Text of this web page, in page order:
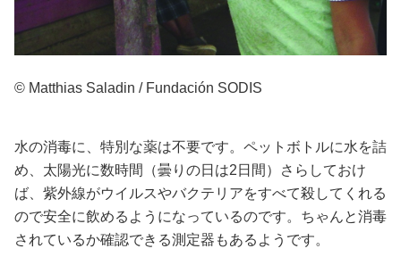
© Matthias Saladin / Fundación SODIS
水の消毒に、特別な薬は不要です。ペットボトルに水を詰
め、太陽光に数時間（曇りの日は2日間）さらしておけ
ば、紫外線がウイルスやバクテリアをすべて殺してくれる
ので安全に飲めるようになっているのです。ちゃんと消毒
されているか確認できる測定器もあるようです。